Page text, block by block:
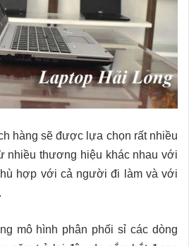
hàng sẽ được lựa chọn rất nhiều
nhiều thương hiệu khác nhau với
hợp với cả người đi làm và với
mô hình phân phối sỉ các dòng